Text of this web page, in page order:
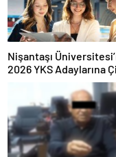
Nişantaşı
2026 YKS Adaylarına
Güvence: Sabit Ücret
Kesintisiz Burs